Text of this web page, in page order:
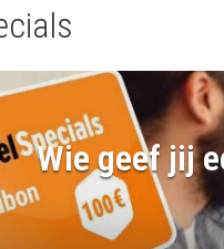
Wie geef jij